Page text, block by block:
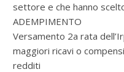
settore e che hanno
ADEMPIMENTO
Versamento 2a rata
maggiori ricavi o
redditi